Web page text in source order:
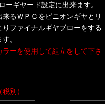
ーギヤード設定に出来ます。
るＷＰＣをピニオンギヤとリ
ファイナルギヤブローをする
。
ーを使用して組立をして下さ
（税別）